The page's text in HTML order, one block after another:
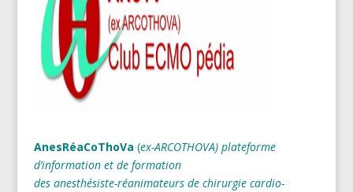
AnesRéaCoThoVa (ex-ARCOTHOVA) plateforme
d’information et de formation
des anesthésiste-réanimateurs de chirurgie cardio-